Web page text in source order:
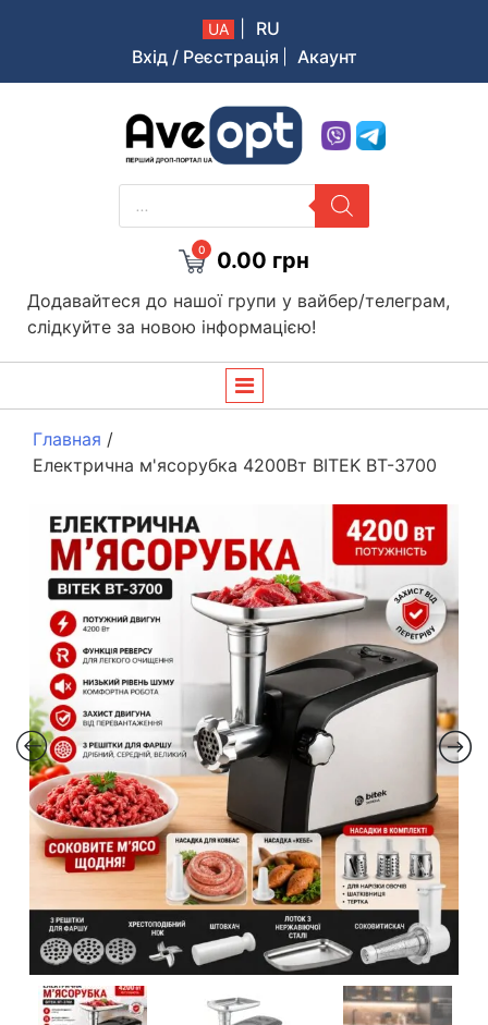
UA
RU
Вхід / Реєстрація
Акаунт
Aveopt – оптова дропшипінг платформа в Україні
PRODUCTS
SEARCH
0 0.00 грн
Додавайтеся до нашої групи у вайбер/телеграм,
слідкуйте за новою інформацією!
Главная /
Електрична м'ясорубка 4200Вт BITEK BT-3700